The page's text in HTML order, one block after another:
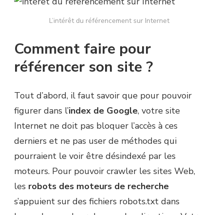
L’intérêt du référencement sur Internet
Comment faire pour
référencer son site ?
Tout d’abord, il faut savoir que pour pouvoir
figurer dans l’index de Google, votre site
Internet ne doit pas bloquer l’accès à ces
derniers et ne pas user de méthodes qui
pourraient le voir être désindexé par les
moteurs. Pour pouvoir crawler les sites Web,
les robots des moteurs de recherche
s’appuient sur des fichiers robots.txt dans